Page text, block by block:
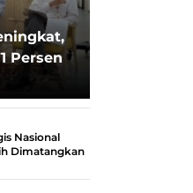
Persen
Nasional
Dimatangkan